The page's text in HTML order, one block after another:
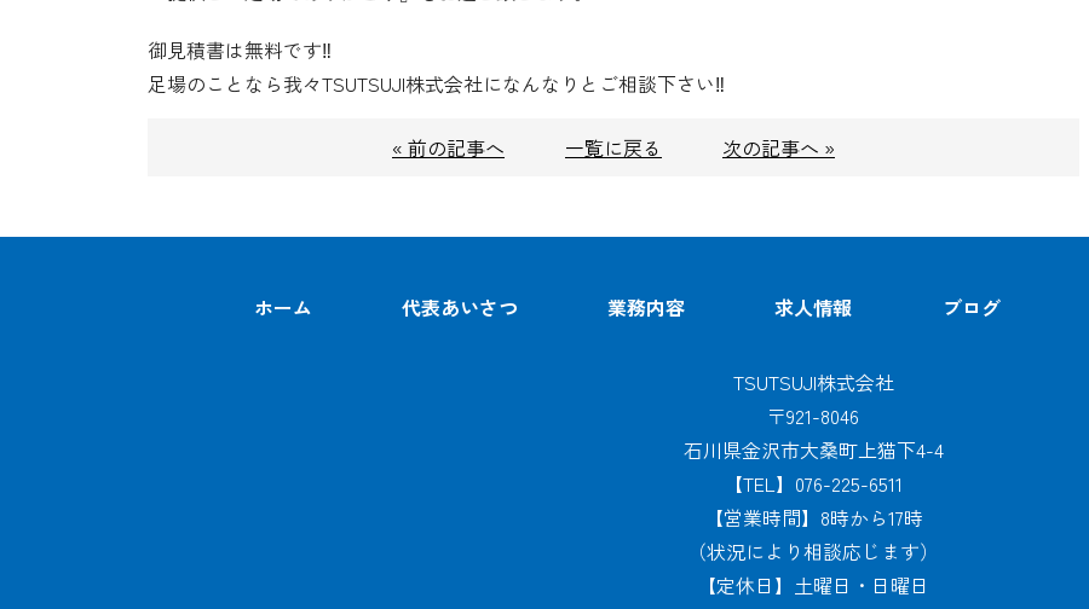
御見積書は無料です‼️
足場のことなら我々TSUTSUJI株式会社になんなりとご相談下さい‼️
« 前の記事へ 一覧に戻る 次の記事へ »
ホーム 代表あいさつ 業務内容 求人情報 ブログ
TSUTSUJI株式会社
〒921-8046
石川県金沢市大桑町上猫下4-4
【TEL】076-225-6511
【営業時間】8時から17時
（状況により相談応じます）
【定休日】土曜日・日曜日